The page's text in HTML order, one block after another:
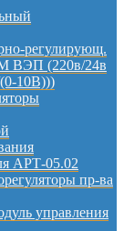
регулирующ.
ВЭП (220в/24в
10В)))
АРТ-05.02
пр-ва
управления